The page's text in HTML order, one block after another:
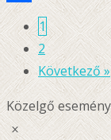
Ossza
meg
1
2
Következő »
Közelgő
Notice